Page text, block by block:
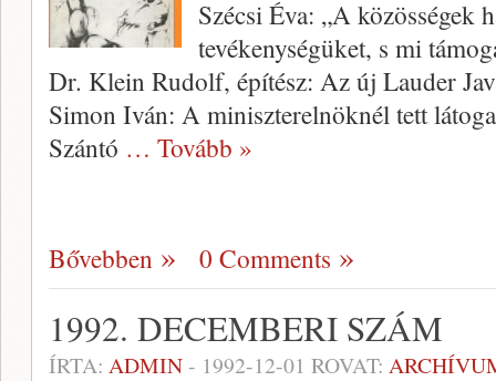
Szécsi Éva: „A közösségek
tevékenységüket, s mi
Dr. Klein Rudolf, építész: Az új Lauder
Simon Iván: A miniszterelnöknél tett
Szántó … Tovább »
Bővebben 0 Comments
1992. DECEMBERI SZÁM
ÍRTA: ADMIN- 1992-12-01 ROVAT: